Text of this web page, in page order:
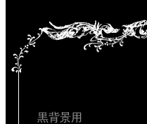
黒背景用